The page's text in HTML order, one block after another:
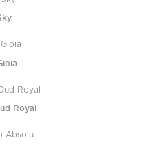
Royal